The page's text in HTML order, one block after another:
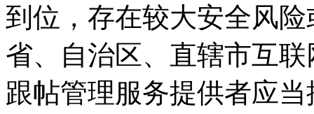
到位，存在较大安全风
省、自治区、直辖市互
跟帖管理服务提供者应